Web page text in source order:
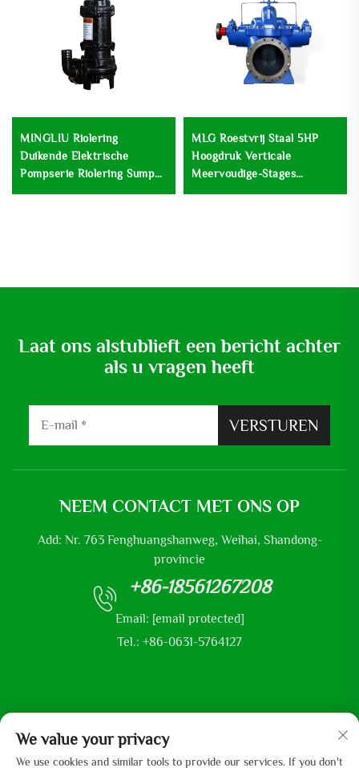
MINGLIU Riolering
Duikende Elektrische
Pompserie Riolering Sump
Afval Duikende Waterpomp
MLG Roestvrij Staal 5HP
Hoogdruk Verticale
Meervoudige-Stages
Versterkpomp Centrifugaal
Laat ons alstublieft een bericht achter
als u vragen heeft
VERSTUREN
NEEM CONTACT MET ONS OP
Add: Nr. 763 Fenghuangshanweg, Weihai, Shandong-
provincie
+86-18561267208
Email: [email protected]
Tel.: +86-0631-5764127
Copyright © 2025 door Shandong Mingliu Industrial Group Co.,
We value your privacy
We use cookies and similar tools to provide our services. If you don't